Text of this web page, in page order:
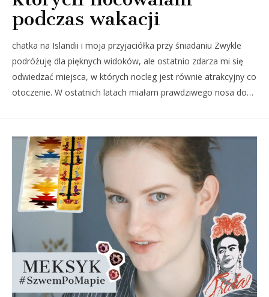
podczas wakacji
chatka na Islandii i moja przyjaciółka przy śniadaniu Zwykle
podróżuję dla pięknych widoków, ale ostatnio zdarza mi się
odwiedzać miejsca, w których nocleg jest równie atrakcyjny co
otoczenie. W ostatnich latach miałam prawdziwego nosa do…